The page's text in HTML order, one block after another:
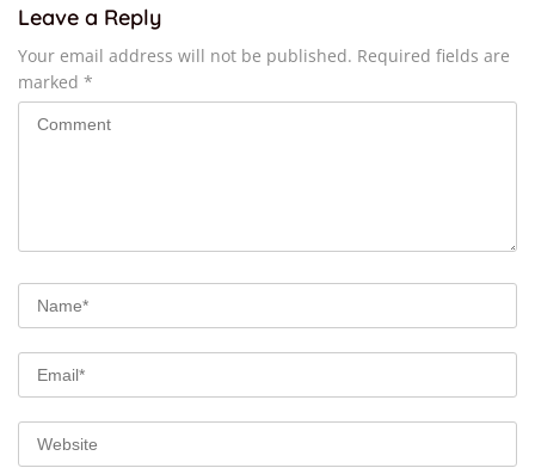
Leave a Reply
Your email address will not be published. Required fields are
marked *